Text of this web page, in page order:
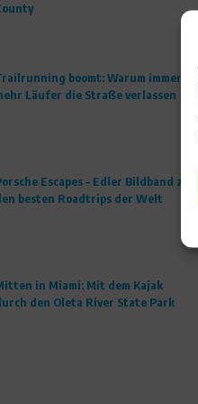
boomt: Warum immer
Läufer die Straße verlassen
Escapes – Edler Bildband zu
besten Roadtrips der Welt
in Miami: Mit dem Kajak
den Oleta River State Park